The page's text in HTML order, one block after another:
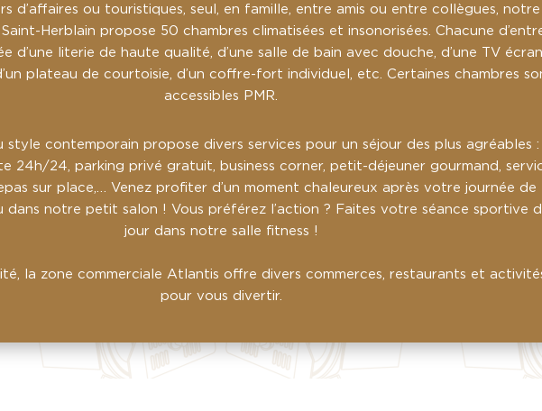
d’affaires ou touristiques, seul, en famille, entre amis ou entre collègues, notre
Herblain propose 50 chambres climatisées et insonorisées. Chacune
d’une literie de haute qualité, d’une salle de bain avec douche, d’une TV écran
plateau de courtoisie, d’un coffre-fort individuel, etc. Certaines chambres
accessibles PMR.
contemporain propose divers services pour un séjour des plus agréables :
24h/24, parking privé gratuit, business corner, petit-déjeuner gourmand,
sur place,… Venez profiter d’un moment chaleureux après votre journée de
dans notre petit salon ! Vous préférez l’action ? Faites votre séance sportive
jour dans notre salle fitness !
la zone commerciale Atlantis offre divers commerces, restaurants et
pour vous divertir.